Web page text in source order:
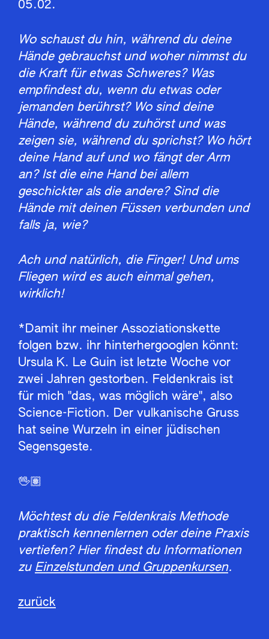
05.02.
Wo schaust du hin, während du deine
Hände gebrauchst und woher nimmst du
die Kraft für etwas Schweres? Was
empfindest du, wenn du etwas oder
jemanden berührst? Wo sind deine
Hände, während du zuhörst und was
zeigen sie, während du sprichst? Wo hört
deine Hand auf und wo fängt der Arm
an? Ist die eine Hand bei allem
geschickter als die andere? Sind die
Hände mit deinen Füssen verbunden und
falls ja, wie?
Ach und natürlich, die Finger! Und ums
Fliegen wird es auch einmal gehen,
wirklich!
*Damit ihr meiner Assoziationskette
folgen bzw. ihr hinterhergooglen könnt:
Ursula K. Le Guin ist letzte Woche vor
zwei Jahren gestorben. Feldenkrais ist
für mich "das, was möglich wäre", also
Science-Fiction. Der vulkanische Gruss
hat seine Wurzeln in einer jüdischen
Segensgeste.
🖖🏽
Möchtest du die Feldenkrais Methode
praktisch kennenlernen oder deine Praxis
vertiefen? Hier findest du Informationen
zu Einzelstunden und Gruppenkursen.
zurück